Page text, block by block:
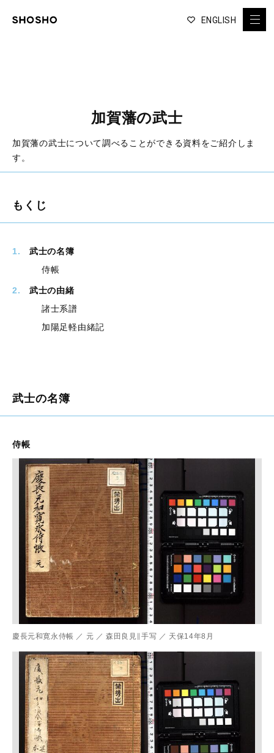
ENGLISH
加賀藩の武士
加賀藩の武士について調べることができる資料をご紹介しま
す。
もくじ
1.
武士の名簿
侍帳
2.
武士の由緒
諸士系譜
加陽足軽由緒記
武士の名簿
侍帳
慶長元和寛永侍帳 ／ 元 ／ 森田良見∥手写 ／ 天保14年8月